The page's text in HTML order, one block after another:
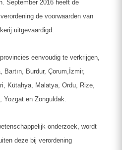
September 2016 heeft de
de voorwaarden van
uitgevaardigd.
eenvoudig te verkrijgen,
Burdur, Çorum,İzmir,
Kütahya, Malatya, Ordu, Rize,
Yozgat en Zonguldak.
onderzoek, wordt
deze bij verordening